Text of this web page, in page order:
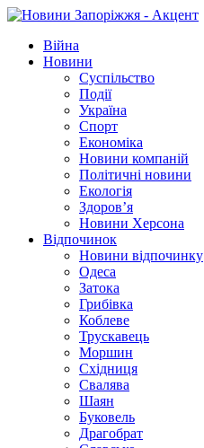
Війна
Новини
Суспільство
Події
Україна
Спорт
Економіка
Новини компаній
Політичні новини
Екологія
Здоров’я
Новини Херсона
Відпочинок
Новини відпочинку
Одеса
Затока
Грибівка
Коблеве
Трускавець
Моршин
Східниця
Свалява
Шаян
Буковель
Драгобрат